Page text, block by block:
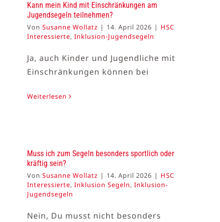
Kann mein Kind mit Einschränkungen am
Jugendsegeln teilnehmen?
Von Susanne Wollatz | 14. April 2026 | HSC
Interessierte, Inklusion-Jugendsegeln
Ja, auch Kinder und Jugendliche mit
Einschränkungen können bei
Weiterlesen
Muss ich zum Segeln besonders sportlich oder
kräftig sein?
Von Susanne Wollatz | 14. April 2026 | HSC
Interessierte, Inklusion Segeln, Inklusion-
Jugendsegeln
Nein, Du musst nicht besonders